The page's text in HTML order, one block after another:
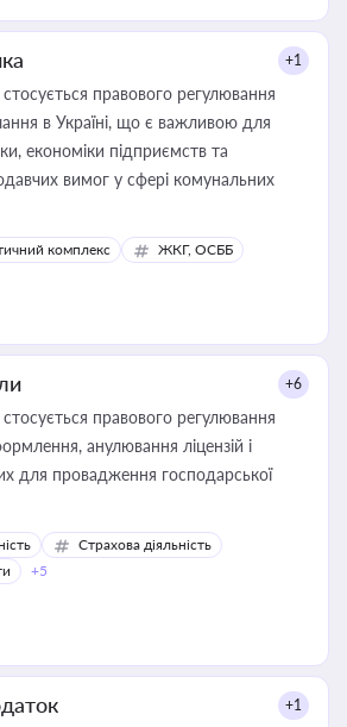
+1
правового регулювання
в Україні, що є важливою для
економіки підприємств та
вимог у сфері комунальних
комплекс ЖКГ, ОСББ
+6
правового регулювання
анулювання ліцензій і
для провадження господарської
Страхова діяльність
+5
+1